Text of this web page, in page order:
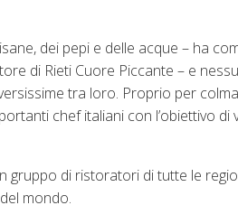
dei pepi e delle acque – ha
di Rieti Cuore Piccante – e
tra loro. Proprio per
chef italiani con l’obiettivo
gruppo di ristoratori di tutte le
mondo.